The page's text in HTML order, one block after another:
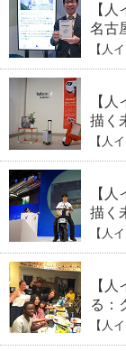
【
名古
社
【人
【
描く
式
（下
【人
イボ
【
描く
式
（上
【人
ーの
【
る：
ひ
笑
【人